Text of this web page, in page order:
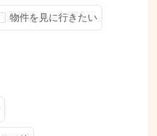
物件を見に行きたい